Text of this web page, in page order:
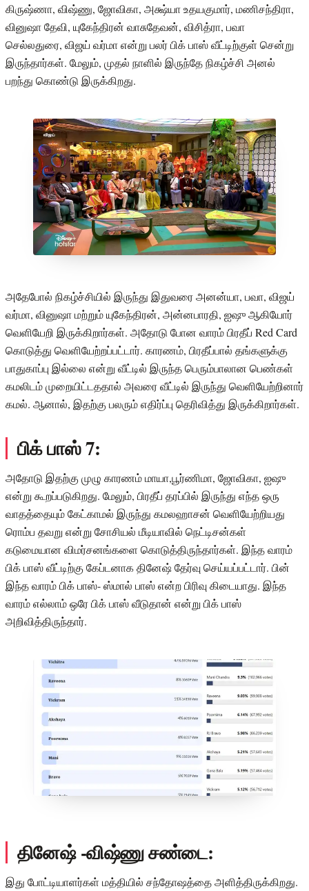
கிருஷ்ணா, விஷ்ணு, ஜோவிகா, அக்ஷ்யா உதயகுமார், மணிசந்திரா,
வினுஷா தேவி, யுகேந்திரன் வாசுதேவன், விசித்ரா, பவா
செல்லதுரை, விஜய் வர்மா என்று பலர் பிக் பாஸ் வீட்டிற்குள் சென்று
இருந்தார்கள். மேலும், முதல் நாளில் இருந்தே நிகழ்ச்சி அனல்
பறந்து கொண்டு இருக்கிறது.
அதேபோல் நிகழ்ச்சியில் இருந்து இதுவரை அனன்யா, பவா, விஜய்
வர்மா, வினுஷா மற்றும் யுகேந்திரன், அன்னபாரதி, ஐஷு ஆகியோர்
வெளியேறி இருக்கிறார்கள். அதோடு போன வாரம் பிரதீப் Red Card
கொடுத்து வெளியேற்றப்பட்டார். காரணம், பிரதீப்பால் தங்களுக்கு
பாதுகாப்பு இல்லை என்று வீட்டில் இருந்த பெரும்பாலான பெண்கள்
கமலிடம் முறையிட்டததால் அவரை வீட்டில் இருந்து வெளியேற்றினார்
கமல். ஆனால், இதற்கு பலரும் எதிர்ப்பு தெரிவித்து இருக்கிறார்கள்.
பிக் பாஸ் 7:
அதோடு இதற்கு முழு காரணம் மாயா,பூர்ணிமா, ஜோவிகா, ஐஷு
என்று கூறப்படுகிறது. மேலும், பிரதீப் தரப்பில் இருந்து எந்த ஒரு
வாதத்தையும் கேட்காமல் இருந்து கமலஹாசன் வெளியேற்றியது
ரொம்ப தவறு என்று சோசியல் மீடியாவில் நெட்டிசன்கள்
கடுமையான விமர்சனங்களை கொடுத்திருந்தார்கள். இந்த வாரம்
பிக் பாஸ் வீட்டிற்கு கேப்டனாக தினேஷ் தேர்வு செய்யப்பட்டார். பின்
இந்த வாரம் பிக் பாஸ்- ஸ்மால் பாஸ் என்ற பிரிவு கிடையாது. இந்த
வாரம் எல்லாம் ஒரே பிக் பாஸ் வீடுதான் என்று பிக் பாஸ்
அறிவித்திருந்தார்.
தினேஷ் -விஷ்ணு சண்டை:
இது போட்டியாளர்கள் மத்தியில் சந்தோஷத்தை அளித்திருக்கிறது.